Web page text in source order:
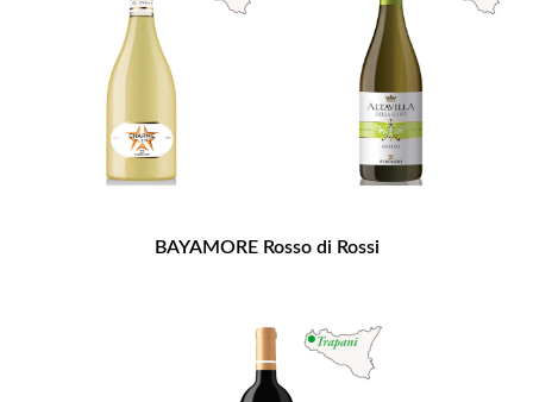
BAYAMORE Rosso di Rossi